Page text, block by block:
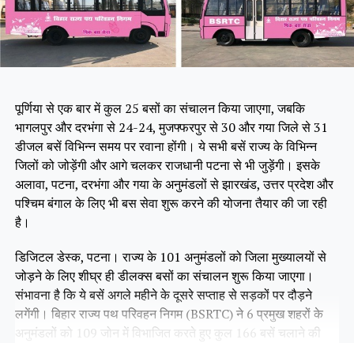
पूर्णिया से एक बार में कुल 25 बसों का संचालन किया जाएगा, जबकि
भागलपुर और दरभंगा से 24-24, मुजफ्फरपुर से 30 और गया जिले से 31
डीजल बसें विभिन्न समय पर रवाना होंगी। ये सभी बसें राज्य के विभिन्न
जिलों को जोड़ेंगी और आगे चलकर राजधानी पटना से भी जुड़ेंगी। इसके
अलावा, पटना, दरभंगा और गया के अनुमंडलों से झारखंड, उत्तर प्रदेश और
पश्चिम बंगाल के लिए भी बस सेवा शुरू करने की योजना तैयार की जा रही
है।
डिजिटल डेस्क, पटना। राज्य के 101 अनुमंडलों को जिला मुख्यालयों से
जोड़ने के लिए शीघ्र ही डीलक्स बसों का संचालन शुरू किया जाएगा।
संभावना है कि ये बसें अगले महीने के दूसरे सप्ताह से सड़कों पर दौड़ने
लगेंगी। बिहार राज्य पथ परिवहन निगम (BSRTC) ने 6 प्रमुख शहरों के
अनुमंडलों को 109 जोन में विभाजित करते हुए कुल 166 बसें चलाने की